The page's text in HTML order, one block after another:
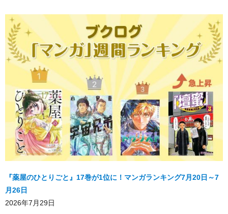
『薬屋のひとりごと』17巻が1位に！マンガランキング7月20日～7
月26日
2026年7月29日